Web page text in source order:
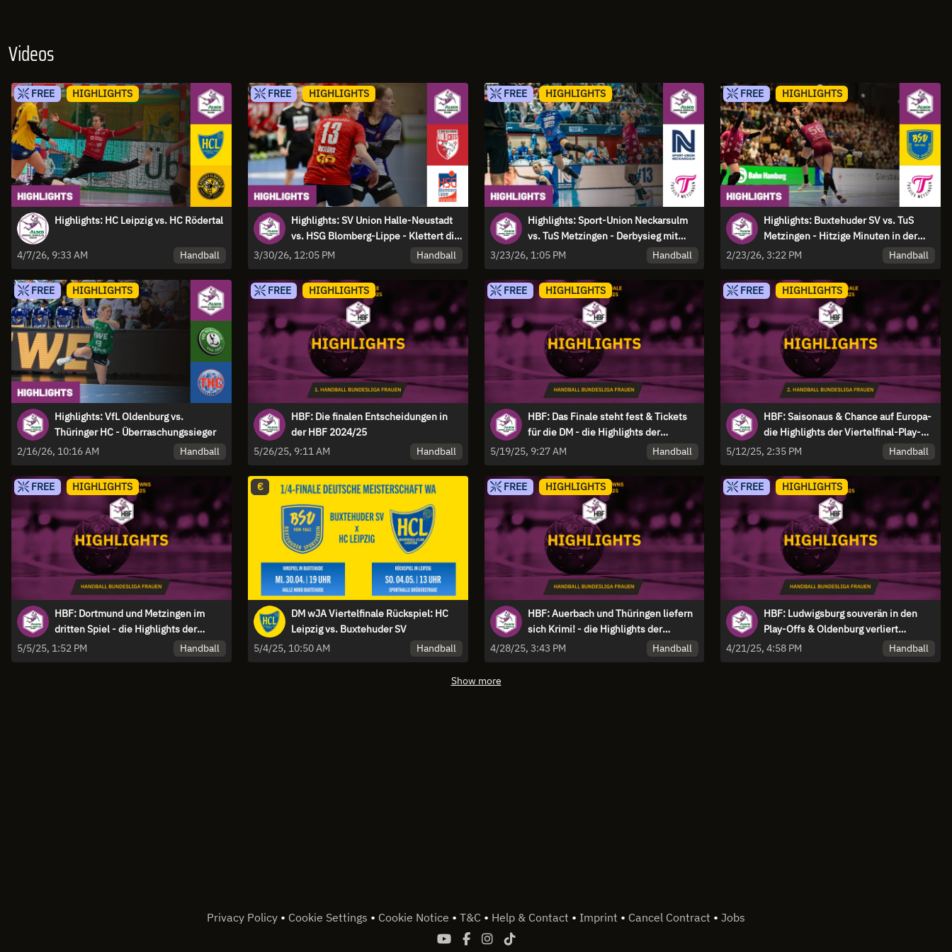
Videos
FREE HIGHLIGHTS
Highlights: HC Leipzig vs. HC Rödertal
4/7/26, 9:33 AM Handball
FREE HIGHLIGHTS
Highlights: SV Union Halle-Neustadt
vs. HSG Blomberg-Lippe - Klettert die
HSG an die Tabellenspitze?
3/30/26, 12:05 PM Handball
FREE HIGHLIGHTS
Highlights: Sport-Union Neckarsulm
vs. TuS Metzingen - Derbysieg mit
Schattenseite
3/23/26, 1:05 PM Handball
FREE HIGHLIGHTS
Highlights: Buxtehuder SV vs. TuS
Metzingen - Hitzige Minuten in der
Schlussphase
2/23/26, 3:22 PM Handball
FREE HIGHLIGHTS
Highlights: VfL Oldenburg vs.
Thüringer HC - Überraschungssieger
2/16/26, 10:16 AM
Handball
FREE HIGHLIGHTS
HBF: Die finalen Entscheidungen in
der HBF 2024/25
5/26/25, 9:11 AM
Handball
FREE HIGHLIGHTS
HBF: Das Finale steht fest & Tickets
für die DM - die Highlights der
Halbfinal-Play-Offs
5/19/25, 9:27 AM Handball
FREE HIGHLIGHTS
HBF: Saisonaus & Chance auf Europa-
die Highlights der Viertelfinal-Play-
Offs
5/12/25, 2:35 PM Handball
FREE HIGHLIGHTS
HBF: Dortmund und Metzingen im
dritten Spiel - die Highlights der
Viertelfinal-Play-Offs
5/5/25, 1:52 PM Handball
€
DM wJA Viertelfinale Rückspiel: HC
Leipzig vs. Buxtehuder SV
5/4/25, 10:50 AM
Handball
FREE HIGHLIGHTS
HBF: Auerbach und Thüringen liefern
sich Krimi! - die Highlights der
Viertelfinal-Play-Offs
4/28/25, 3:43 PM Handball
FREE HIGHLIGHTS
HBF: Ludwigsburg souverän in den
Play-Offs & Oldenburg verliert
knappes Duell - die Highlights der
Viertelfinal-Play-Offs
4/21/25, 4:58 PM Handball
Show more
Privacy Policy • Cookie Settings • Cookie Notice • T&C • Help & Contact • Imprint • Cancel Contract • Jobs